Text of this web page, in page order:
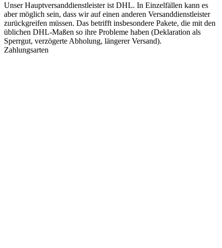
Unser Hauptversanddienstleister ist DHL. In Einzelfällen kann es
aber möglich sein, dass wir auf einen anderen Versanddienstleister
zurückgreifen müssen. Das betrifft insbesondere Pakete, die mit den
üblichen DHL-Maßen so ihre Probleme haben (Deklaration als
Sperrgut, verzögerte Abholung, längerer Versand).
Zahlungsarten